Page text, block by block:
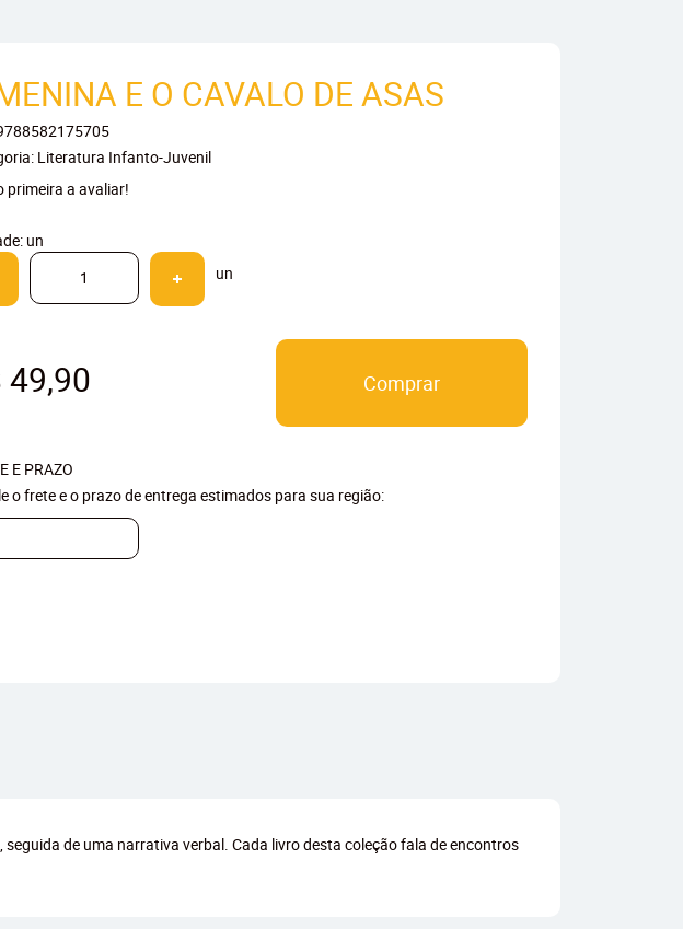
E O CAVALO DE ASAS
Literatura Infanto-Juvenil
primeira a avaliar!
un
un
49,90 Comprar
E PRAZO
o frete e o prazo de entrega estimados para sua região:
de uma narrativa verbal. Cada livro desta coleção fala de encontros